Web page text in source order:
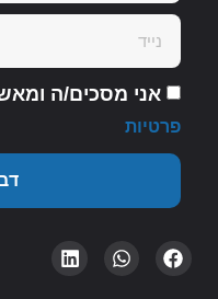
אני מסכים/ה
פרטיות